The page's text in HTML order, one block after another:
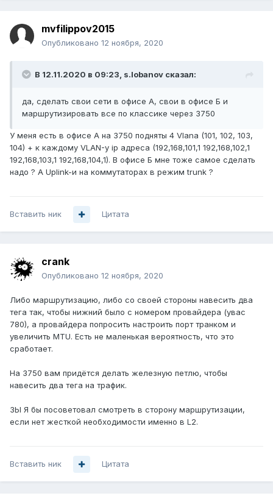
mvfilippov2015
Опубликовано 12 ноября, 2020
В 12.11.2020 в 09:23, s.lobanov сказал:
да, сделать свои сети в офисе А, свои в офисе Б и
маршрутизировать все по классике через 3750
У меня есть в офисе А на 3750 подняты 4 Vlana (101, 102, 103,
104) + к каждому VLAN-у ip адреса (192,168,101,1 192,168,102,1
192,168,103,1 192,168,104,1). В офисе Б мне тоже самое сделать
надо ? А Uplink-и на коммутаторах в режим trunk ?
Вставить ник Цитата
crank
Опубликовано 12 ноября, 2020
Либо маршрутизацию, либо со своей стороны навесить два
тега так, чтобы нижний было с номером провайдера (увас
780), а провайдера попросить настроить порт транком и
увеличить MTU. Есть не маленькая вероятность, что это
сработает.
На 3750 вам придётся делать железную петлю, чтобы
навесить два тега на трафик.
ЗЫ Я бы посоветовал смотреть в сторону маршрутизации,
если нет жесткой необходимости именно в L2.
Вставить ник Цитата